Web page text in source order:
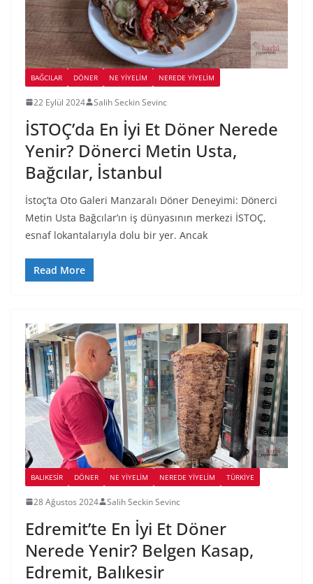
BAĞCILAR DÖNER NE YİYELİM NEREDE YİYELİM
22 Eylül 2024 Salih Seckin Sevinc
İSTOÇ’da En İyi Et Döner Nerede
Yenir? Dönerci Metin Usta,
Bağcılar, İstanbul
İstoç’ta Oto Galeri Manzaralı Döner Deneyimi: Dönerci
Metin Usta Bağcılar’ın iş dünyasının merkezi İSTOÇ,
esnaf lokantalarıyla dolu bir yer. Ancak
Read More
BALIKESIR DÖNER NE YİYELİM NEREDE YİYELİM TÜRKIYE
28 Ağustos 2024 Salih Seckin Sevinc
Edremit’te En İyi Et Döner
Nerede Yenir? Belgen Kasap,
Edremit, Balıkesir